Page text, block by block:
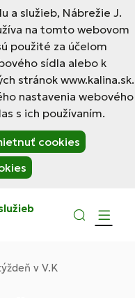
a služieb, Nábrežie J.
na tomto webovom
použité za účelom
sídla alebo k
stránok www.kalina.sk.
nastavenia webového
s ich používaním.
cookies
v V.K